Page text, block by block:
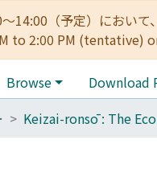
～14:00（予定）にお
to 2:00 PM (tentative)
Browse Download